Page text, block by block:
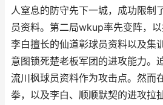
人窒息的防守先下一城，成功限制
员资料。第二局wkup率先变阵，
李白擅长的仙道彰球员资料以及集
意图锁死楚老板军团的进攻能力。
流川枫球员资料作为攻击点。然而
拳，以及李白、顺顺默契的进攻拉